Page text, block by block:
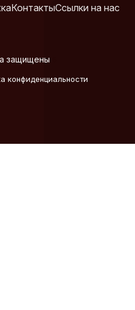
КонтактыСсылки на нас
защищены
конфиденциальности